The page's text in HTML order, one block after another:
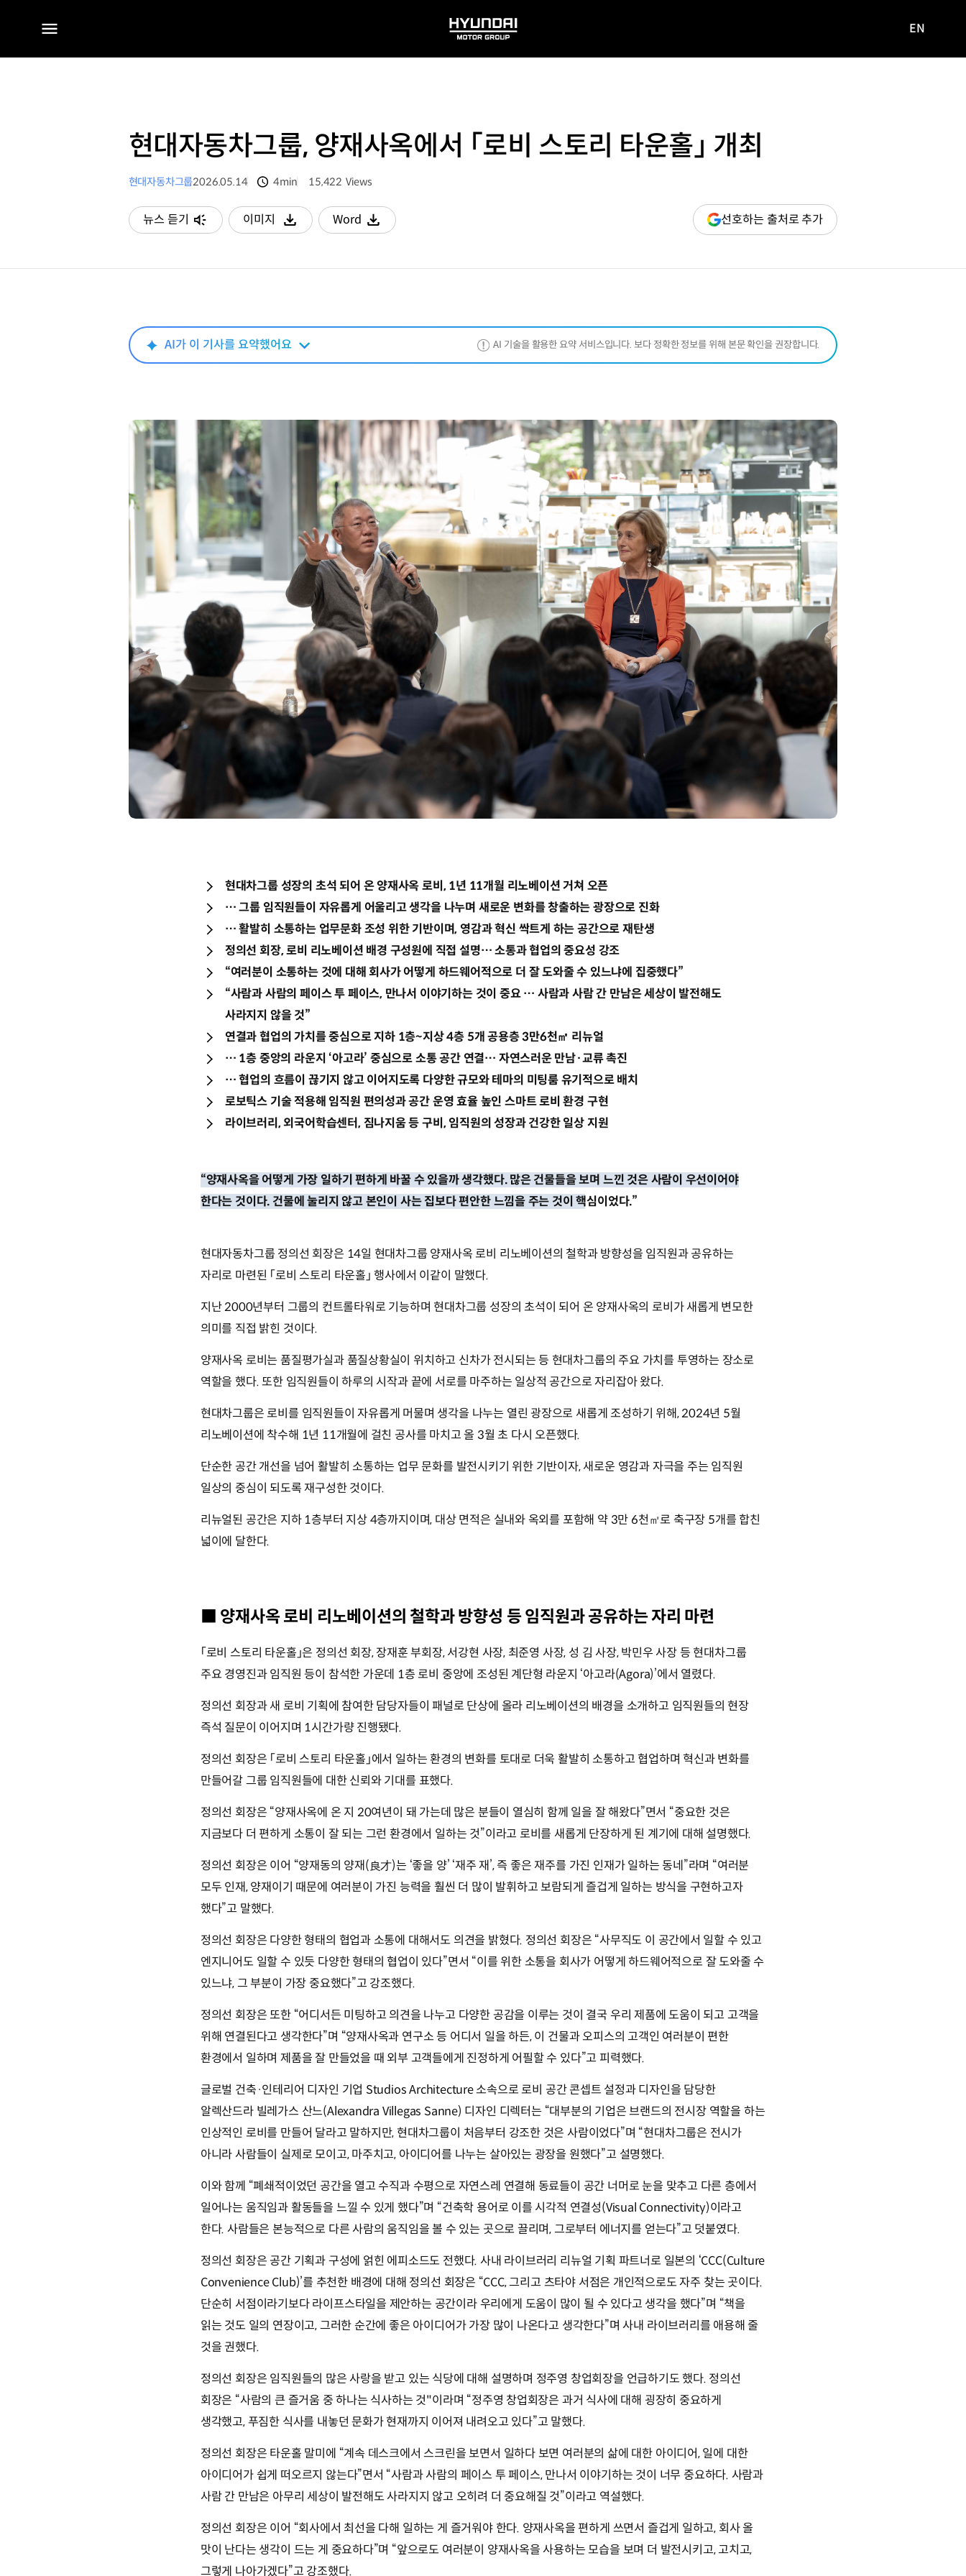
전체
HYUNDAI
MOTOR
사이트로
EN
현대자동차그룹, 양재사옥에서 「로비 스토리 타운홀」 개최
현대자동차그룹2026.05.14 4min 15,422 Views
뉴스 듣기 이미지
다운로드
Word
다운로드
선호하는 출처로 추가(새
창
AI가 이 기사를 요약했어요 AI 기술을 활용한 요약 서비스입니다. 보다 정확한 정보를 위해 본문 확인을 권장합니다.
현대차그룹 성장의 초석 되어 온 양재사옥 로비, 1년 11개월 리노베이션 거쳐 오픈
… 그룹 임직원들이 자유롭게 어울리고 생각을 나누며 새로운 변화를 창출하는 광장으로 진화
… 활발히 소통하는 업무문화 조성 위한 기반이며, 영감과 혁신 싹트게 하는 공간으로 재탄생
정의선 회장, 로비 리노베이션 배경 구성원에 직접 설명… 소통과 협업의 중요성 강조
“여러분이 소통하는 것에 대해 회사가 어떻게 하드웨어적으로 더 잘 도와줄 수 있느냐에 집중했다”
“사람과 사람의 페이스 투 페이스, 만나서 이야기하는 것이 중요 … 사람과 사람 간 만남은 세상이 발전해도
사라지지 않을 것”
연결과 협업의 가치를 중심으로 지하 1층~지상 4층 5개 공용층 3만6천㎡ 리뉴얼
… 1층 중앙의 라운지 ‘아고라’ 중심으로 소통 공간 연결… 자연스러운 만남·교류 촉진
… 협업의 흐름이 끊기지 않고 이어지도록 다양한 규모와 테마의 미팅룸 유기적으로 배치
로보틱스 기술 적용해 임직원 편의성과 공간 운영 효율 높인 스마트 로비 환경 구현
라이브러리, 외국어학습센터, 짐나지움 등 구비, 임직원의 성장과 건강한 일상 지원
“양재사옥을 어떻게 가장 일하기 편하게 바꿀 수 있을까 생각했다. 많은 건물들을 보며 느낀 것은 사람이 우선이어야
한다는 것이다. 건물에 눌리지 않고 본인이 사는 집보다 편안한 느낌을 주는 것이 핵심이었다.”
현대자동차그룹 정의선 회장은 14일 현대차그룹 양재사옥 로비 리노베이션의 철학과 방향성을 임직원과 공유하는
자리로 마련된 「로비 스토리 타운홀」 행사에서 이같이 말했다.
지난 2000년부터 그룹의 컨트롤타워로 기능하며 현대차그룹 성장의 초석이 되어 온 양재사옥의 로비가 새롭게 변모한
의미를 직접 밝힌 것이다.
양재사옥 로비는 품질평가실과 품질상황실이 위치하고 신차가 전시되는 등 현대차그룹의 주요 가치를 투영하는 장소로
역할을 했다. 또한 임직원들이 하루의 시작과 끝에 서로를 마주하는 일상적 공간으로 자리잡아 왔다.
현대차그룹은 로비를 임직원들이 자유롭게 머물며 생각을 나누는 열린 광장으로 새롭게 조성하기 위해, 2024년 5월
리노베이션에 착수해 1년 11개월에 걸친 공사를 마치고 올 3월 초 다시 오픈했다.
단순한 공간 개선을 넘어 활발히 소통하는 업무 문화를 발전시키기 위한 기반이자, 새로운 영감과 자극을 주는 임직원
일상의 중심이 되도록 재구성한 것이다.
리뉴얼된 공간은 지하 1층부터 지상 4층까지이며, 대상 면적은 실내와 옥외를 포함해 약 3만 6천㎡로 축구장 5개를 합친
넓이에 달한다.
■ 양재사옥 로비 리노베이션의 철학과 방향성 등 임직원과 공유하는 자리 마련
「로비 스토리 타운홀」은 정의선 회장, 장재훈 부회장, 서강현 사장, 최준영 사장, 성 김 사장, 박민우 사장 등 현대차그룹
주요 경영진과 임직원 등이 참석한 가운데 1층 로비 중앙에 조성된 계단형 라운지 ‘아고라(Agora)’에서 열렸다.
정의선 회장과 새 로비 기획에 참여한 담당자들이 패널로 단상에 올라 리노베이션의 배경을 소개하고 임직원들의 현장
즉석 질문이 이어지며 1시간가량 진행됐다.
정의선 회장은 「로비 스토리 타운홀」에서 일하는 환경의 변화를 토대로 더욱 활발히 소통하고 협업하며 혁신과 변화를
만들어갈 그룹 임직원들에 대한 신뢰와 기대를 표했다.
정의선 회장은 “양재사옥에 온 지 20여년이 돼 가는데 많은 분들이 열심히 함께 일을 잘 해왔다”면서 “중요한 것은
지금보다 더 편하게 소통이 잘 되는 그런 환경에서 일하는 것”이라고 로비를 새롭게 단장하게 된 계기에 대해 설명했다.
정의선 회장은 이어 “양재동의 양재(良才)는 ‘좋을 양’ ‘재주 재’, 즉 좋은 재주를 가진 인재가 일하는 동네”라며 “여러분
모두 인재, 양재이기 때문에 여러분이 가진 능력을 훨씬 더 많이 발휘하고 보람되게 즐겁게 일하는 방식을 구현하고자
했다”고 말했다.
정의선 회장은 다양한 형태의 협업과 소통에 대해서도 의견을 밝혔다. 정의선 회장은 “사무직도 이 공간에서 일할 수 있고
엔지니어도 일할 수 있듯 다양한 형태의 협업이 있다”면서 “이를 위한 소통을 회사가 어떻게 하드웨어적으로 잘 도와줄 수
있느냐, 그 부분이 가장 중요했다”고 강조했다.
정의선 회장은 또한 “어디서든 미팅하고 의견을 나누고 다양한 공감을 이루는 것이 결국 우리 제품에 도움이 되고 고객을
위해 연결된다고 생각한다”며 “양재사옥과 연구소 등 어디서 일을 하든, 이 건물과 오피스의 고객인 여러분이 편한
환경에서 일하며 제품을 잘 만들었을 때 외부 고객들에게 진정하게 어필할 수 있다”고 피력했다.
글로벌 건축·인테리어 디자인 기업 Studios Architecture 소속으로 로비 공간 콘셉트 설정과 디자인을 담당한
알렉산드라 빌레가스 산느(Alexandra Villegas Sanne) 디자인 디렉터는 “대부분의 기업은 브랜드의 전시장 역할을 하는
인상적인 로비를 만들어 달라고 말하지만, 현대차그룹이 처음부터 강조한 것은 사람이었다”며 “현대차그룹은 전시가
아니라 사람들이 실제로 모이고, 마주치고, 아이디어를 나누는 살아있는 광장을 원했다”고 설명했다.
이와 함께 “폐쇄적이었던 공간을 열고 수직과 수평으로 자연스레 연결해 동료들이 공간 너머로 눈을 맞추고 다른 층에서
일어나는 움직임과 활동들을 느낄 수 있게 했다”며 “건축학 용어로 이를 시각적 연결성(Visual Connectivity)이라고
한다. 사람들은 본능적으로 다른 사람의 움직임을 볼 수 있는 곳으로 끌리며, 그로부터 에너지를 얻는다”고 덧붙였다.
정의선 회장은 공간 기획과 구성에 얽힌 에피소드도 전했다. 사내 라이브러리 리뉴얼 기획 파트너로 일본의 ‘CCC(Culture
Convenience Club)’를 추천한 배경에 대해 정의선 회장은 “CCC, 그리고 츠타야 서점은 개인적으로도 자주 찾는 곳이다.
단순히 서점이라기보다 라이프스타일을 제안하는 공간이라 우리에게 도움이 많이 될 수 있다고 생각을 했다”며 “책을
읽는 것도 일의 연장이고, 그러한 순간에 좋은 아이디어가 가장 많이 나온다고 생각한다”며 사내 라이브러리를 애용해 줄
것을 권했다.
정의선 회장은 임직원들의 많은 사랑을 받고 있는 식당에 대해 설명하며 정주영 창업회장을 언급하기도 했다. 정의선
회장은 “사람의 큰 즐거움 중 하나는 식사하는 것"이라며 “정주영 창업회장은 과거 식사에 대해 굉장히 중요하게
생각했고, 푸짐한 식사를 내놓던 문화가 현재까지 이어져 내려오고 있다”고 말했다.
정의선 회장은 타운홀 말미에 “계속 데스크에서 스크린을 보면서 일하다 보면 여러분의 삶에 대한 아이디어, 일에 대한
아이디어가 쉽게 떠오르지 않는다”면서 “사람과 사람의 페이스 투 페이스, 만나서 이야기하는 것이 너무 중요하다. 사람과
사람 간 만남은 아무리 세상이 발전해도 사라지지 않고 오히려 더 중요해질 것”이라고 역설했다.
정의선 회장은 이어 “회사에서 최선을 다해 일하는 게 즐거워야 한다. 양재사옥을 편하게 쓰면서 즐겁게 일하고, 회사 올
맛이 난다는 생각이 드는 게 중요하다”며 “앞으로도 여러분이 양재사옥을 사용하는 모습을 보며 더 발전시키고, 고치고,
그렇게 나아가겠다”고 강조했다.